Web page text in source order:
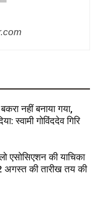
नहीं बनाया गया,
स्वामी गोविंददेव गिरि
एसोसिएशन की याचिका
अगस्त की तारीख तय की